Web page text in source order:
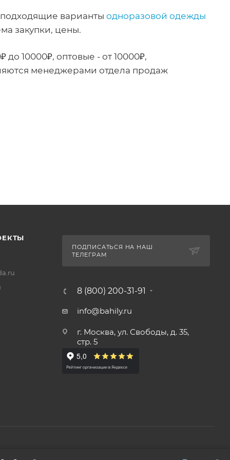
варианты одноразовой одежды
закупки, цены.
10000₽, оптовые - от 10000₽,
менеджерами отдела продаж
ПОДПИСАТЬСЯ НА НАШ
ТЕЛЕГРАМ
8 (800) 200-31-91
info@bahily.ru
г. Москва, ул. Свободы, д. 35,
стр. 5